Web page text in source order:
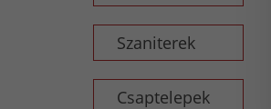
Szaniterek
Csaptelepek